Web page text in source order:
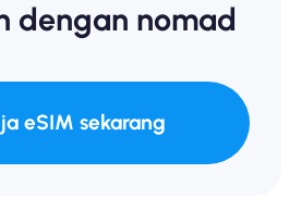
dengan nomad
eSIM sekarang